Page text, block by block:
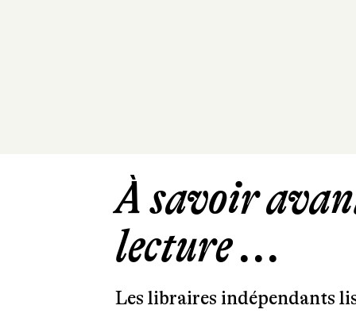
À savoir
lecture ...
Les libraires indépendants